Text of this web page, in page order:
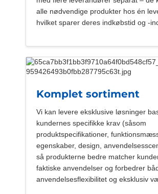
alle nødvendige produkter hos én
hvilket sparer deres indkøbstid og -
Komplet sortiment
Vi kan levere eksklusive løsninger
kundernes specifikke krav (såsom
produktspecifikationer,
egenskaber, design,
så produkterne bedre matcher
faktiske anvendelser og forbedrer
anvendelsesflexibilitet og eksklusiv